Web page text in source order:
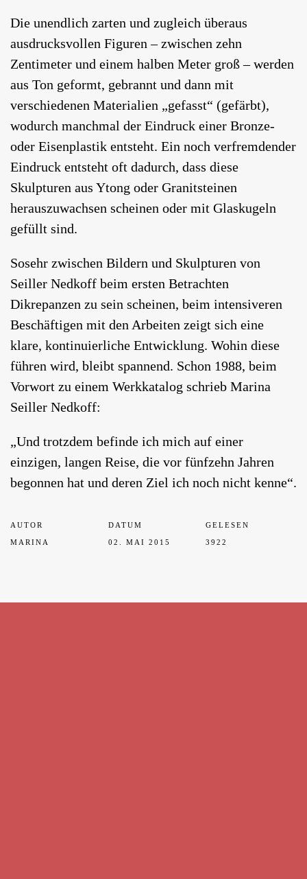
Die unendlich zarten und zugleich überaus
ausdrucksvollen Figuren – zwischen zehn
Zentimeter und einem halben Meter groß – werden
aus Ton geformt, gebrannt und dann mit
verschiedenen Materialien „gefasst“ (gefärbt),
wodurch manchmal der Eindruck einer Bronze-
oder Eisenplastik entsteht. Ein noch verfremdender
Eindruck entsteht oft dadurch, dass diese
Skulpturen aus Ytong oder Granitsteinen
herauszuwachsen scheinen oder mit Glaskugeln
gefüllt sind.
Sosehr zwischen Bildern und Skulpturen von
Seiller Nedkoff beim ersten Betrachten
Dikrepanzen zu sein scheinen, beim intensiveren
Beschäftigen mit den Arbeiten zeigt sich eine
klare, kontinuierliche Entwicklung. Wohin diese
führen wird, bleibt spannend. Schon 1988, beim
Vorwort zu einem Werkkatalog schrieb Marina
Seiller Nedkoff:
„Und trotzdem befinde ich mich auf einer
einzigen, langen Reise, die vor fünfzehn Jahren
begonnen hat und deren Ziel ich noch nicht kenne“.
AUTOR
MARINA
DATUM
02. MAI 2015
GELESEN
3922